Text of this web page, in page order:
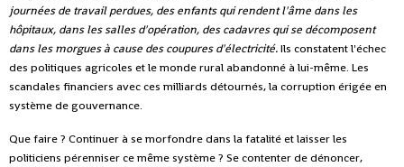
journées de travail perdues, des enfants qui rendent l'âme dans les
hôpitaux, dans les salles d'opération, des cadavres qui se décomposent
dans les morgues à cause des coupures d'électricité.Ils constatent l'échec
des politiques agricoles et le monde rural abandonné à lui-même. Les
scandales financiers avec ces milliards détournés, la corruption érigée en
système de gouvernance.
Que faire ? Continuer à se morfondre dans la fatalité et laisser les
politiciens pérenniser ce même système ? Se contenter de dénoncer,